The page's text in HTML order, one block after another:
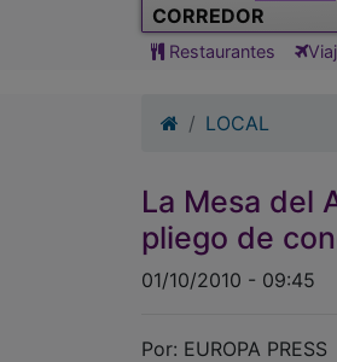
CORREDOR
Restaurantes
LOCAL
La Mesa del
pliego de
01/10/2010 - 09:45
Por: EUROPA PRESS